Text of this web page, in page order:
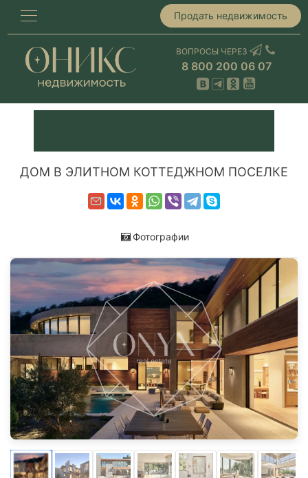
Продать недвижимость
ВОПРОСЫ ЧЕРЕЗ
8 800 200 06 07
ДОМ В ЭЛИТНОМ КОТТЕДЖНОМ ПОСЕЛКЕ
Фотографии